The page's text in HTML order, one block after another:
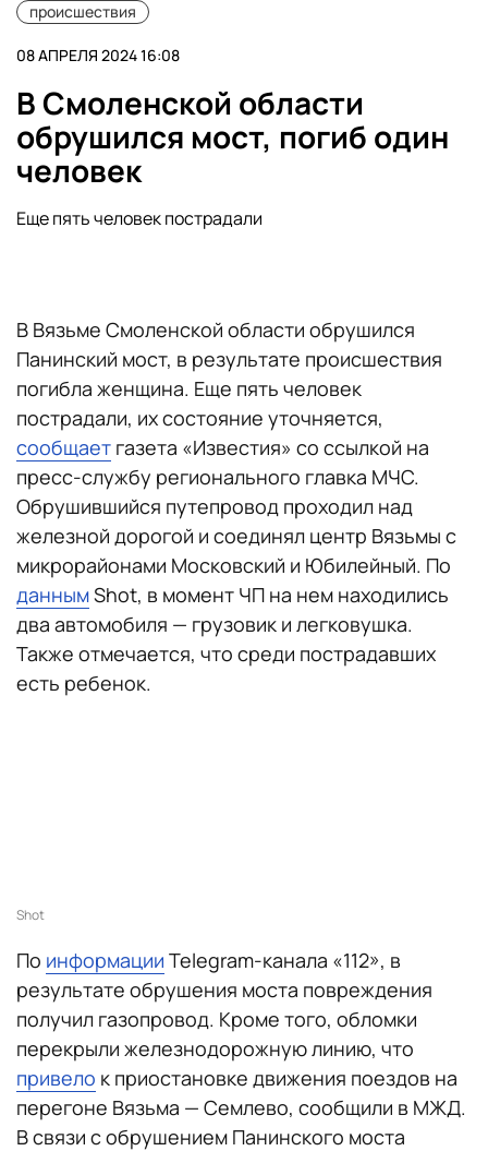
происшествия
08 АПРЕЛЯ 2024 16:08
В Смоленской области
обрушился мост, погиб один
человек
Еще пять человек пострадали
В Вязьме Смоленской области обрушился
Панинский мост, в результате происшествия
погибла женщина. Еще пять человек
пострадали, их состояние уточняется,
сообщает газета «Известия» со ссылкой на
пресс-службу регионального главка МЧС.
Обрушившийся путепровод проходил над
железной дорогой и соединял центр Вязьмы с
микрорайонами Московский и Юбилейный. По
даннымShot, в момент ЧП на нем находились
два автомобиля — грузовик и легковушка.
Также отмечается, что среди пострадавших
есть ребенок.
Shot
По информации Telegram-канала «112», в
результате обрушения моста повреждения
получил газопровод. Кроме того, обломки
перекрыли железнодорожную линию, что
привело к приостановке движения поездов на
перегоне Вязьма — Семлево, сообщили в МЖД.
В связи с обрушением Панинского моста